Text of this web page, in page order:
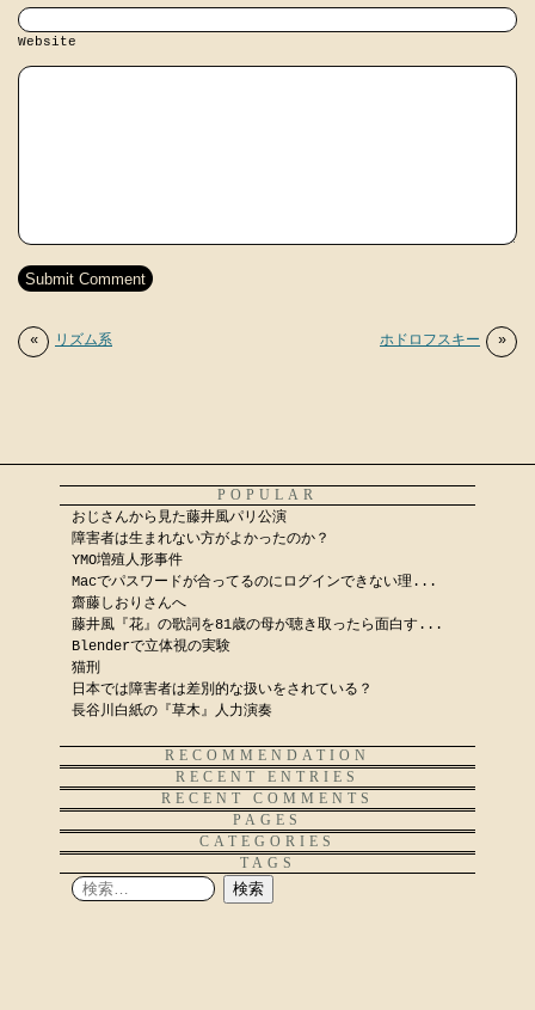
Website
« リズム系 ホドロフスキー »
POPULAR
おじさんから見た藤井風パリ公演
障害者は生まれない方がよかったのか？
YMO増殖人形事件
Macでパスワードが合ってるのにログインできない理...
齋藤しおりさんへ
藤井風『花』の歌詞を81歳の母が聴き取ったら面白す...
Blenderで立体視の実験
猫刑
日本では障害者は差別的な扱いをされている？
長谷川白紙の『草木』人力演奏
RECOMMENDATION
RECENT ENTRIES
RECENT COMMENTS
PAGES
CATEGORIES
TAGS